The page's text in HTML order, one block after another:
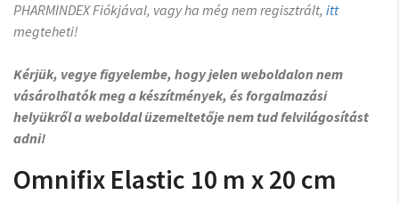
PHARMINDEX Fiókjával, vagy ha még nem regisztrált, itt
megteheti!
Kérjük, vegye figyelembe, hogy jelen weboldalon nem
vásárolhatók meg a készítmények, és forgalmazási
helyükről a weboldal üzemeltetője nem tud felvilágosítást
adni!
Omnifix Elastic 10 m x 20 cm